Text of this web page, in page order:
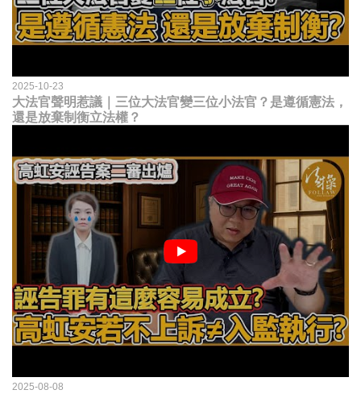
2025-10-23
大法官聲明惹議｜三位大法官變三位小法官？是遵循憲法，
還是放棄制衡立法權？
2025-08-08